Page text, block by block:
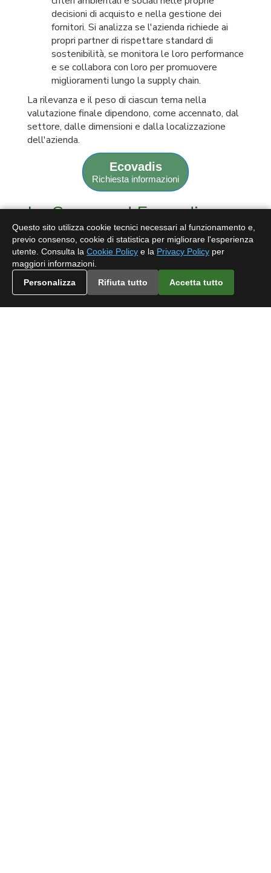
decisioni di acquisto e nella gestione dei
fornitori. Si analizza se l'azienda richiede ai
propri partner di rispettare standard di
sostenibilità, se monitora le loro performance
e se collabora con loro per promuovere
miglioramenti lungo la supply chain.
La rilevanza e il peso di ciascun tema nella
valutazione finale dipendono, come accennato, dal
settore, dalle dimensioni e dalla localizzazione
dell'azienda.
Ecovadis
Richiesta informazioni
La Scorecard Ecovadis:
Interpretare il Punteggio e
le Medaglie
Il risultato tangibile del processo di valutazione è
laScorecard Ecovadis. Questo documento
Questo sito utilizza cookie tecnici necessari al funzionamento e,
previo consenso, cookie di statistica per migliorare l'esperienza
utente. Consulta la Cookie Policy e la Privacy Policy per
maggiori informazioni.
Personalizza
Rifiuta tutto Accetta tutto